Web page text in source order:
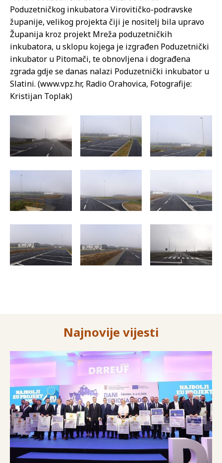
Poduzetničkog inkubatora Virovitičko-podravske
županije, velikog projekta čiji je nositelj bila upravo
Županija kroz projekt Mreža poduzetničkih
inkubatora, u sklopu kojega je izgrađen Poduzetnički
inkubator u Pitomači, te obnovljena i dograđena
zgrada gdje se danas nalazi Poduzetnički inkubator u
Slatini. (www.vpz.hr, Radio Orahovica, Fotografije:
Kristijan Toplak)
Najnovije vijesti